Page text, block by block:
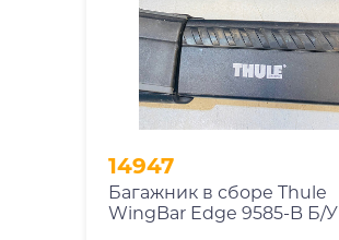
14947
Багажник в сборе Thule
WingBar Edge 9585-B Б/У